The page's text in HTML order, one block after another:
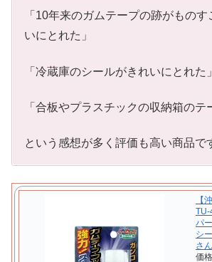
「10年来のガムテープの跡がもの
いにとれた」
「冷蔵庫のシールがきれいにとれた」
「合板やプラスチックの収納箱のテ
という感想が多く評価も高い商品で
【
パ
シ
さ
価